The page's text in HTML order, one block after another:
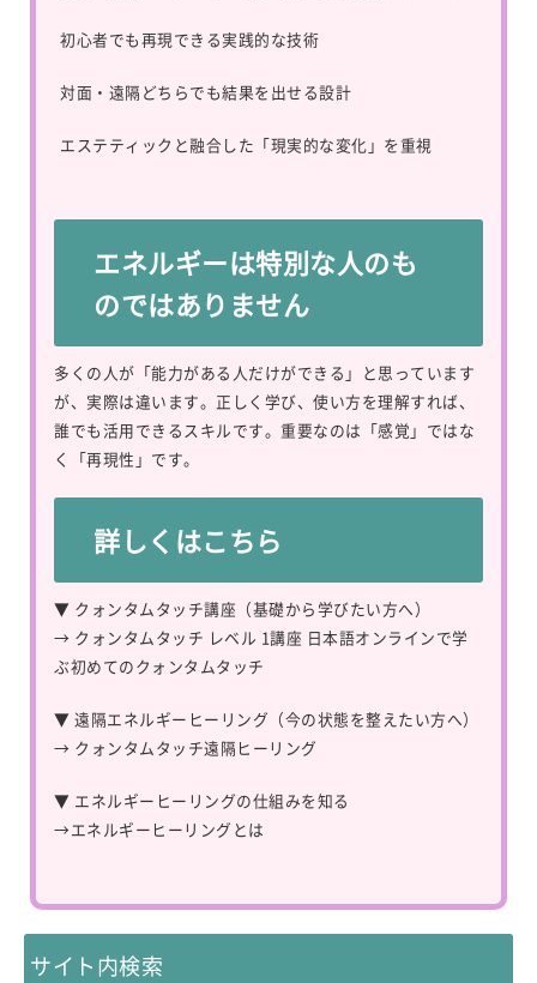
初心者でも再現できる実践的な技術
対面・遠隔どちらでも結果を出せる設計
エステティックと融合した「現実的な変化」を重視
エネルギーは特別な人のも
のではありません
多くの人が「能力がある人だけができる」と思っています
が、実際は違います。正しく学び、使い方を理解すれば、
誰でも活用できるスキルです。重要なのは「感覚」ではな
く「再現性」です。
詳しくはこちら
▼ クォンタムタッチ講座（基礎から学びたい方へ）
→ クォンタムタッチ レベル 1講座 日本語オンラインで学
ぶ初めてのクォンタムタッチ
▼ 遠隔エネルギーヒーリング（今の状態を整えたい方へ）
→ クォンタムタッチ遠隔ヒーリング
▼ エネルギーヒーリングの仕組みを知る
→エネルギーヒーリングとは
サイト内検索